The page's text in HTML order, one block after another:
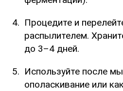
Процедите и
распылителем.
до 3–4 дней.
Используйте после
ополаскивание или